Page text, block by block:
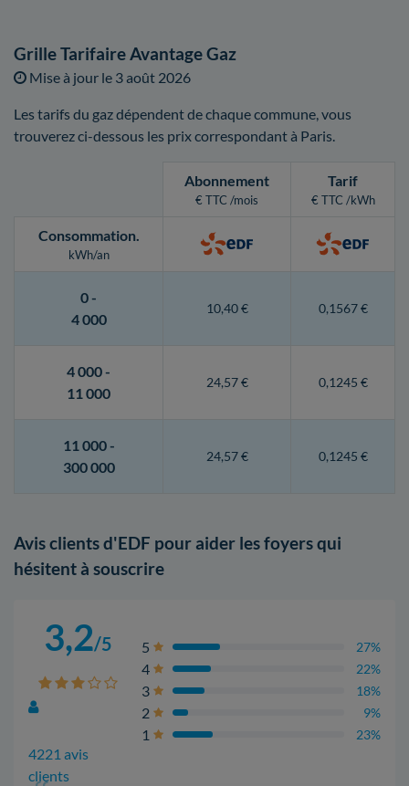
Grille Tarifaire Avantage Gaz
Mise à jour le 3 août 2026
Les tarifs du gaz dépendent de chaque commune, vous
trouverez ci-dessous les prix correspondant à Paris.
Abonnement
€ TTC /mois
Tarif
€ TTC /kWh
Consommation.
kWh/an
0 -
4 000
10,40 € 0,1567 €
4 000 -
11 000
24,57 € 0,1245 €
11 000 -
300 000
24,57 € 0,1245 €
Avis clients d'EDF pour aider les foyers qui
hésitent à souscrire
3,2/5
4221 avis
clients
5 27%
4 22%
3 18%
2 9%
1 23%